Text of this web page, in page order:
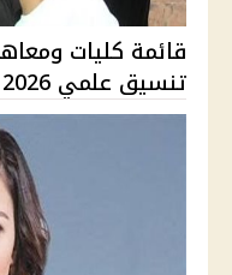
تنسيق علمي 2026 لطلاب الثانوية العام...